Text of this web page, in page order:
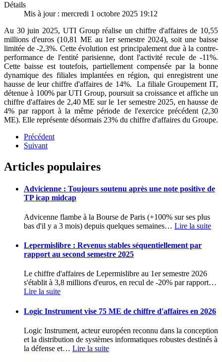
Détails
Mis à jour : mercredi 1 octobre 2025 19:12
Au 30 juin 2025, UTI Group réalise un chiffre d'affaires de 10,55
millions d'euros (10,81 ME au 1er semestre 2024), soit une baisse
limitée de -2,3%. Cette évolution est principalement due à la contre-
performance de l'entité parisienne, dont l'activité recule de -11%.
Cette baisse est toutefois, partiellement compensée par la bonne
dynamique des filiales implantées en région, qui enregistrent une
hausse de leur chiffre d'affaires de 14%. La filiale Groupement IT,
détenue à 100% par UTI Group, poursuit sa croissance et affiche un
chiffre d'affaires de 2,40 ME sur le 1er semestre 2025, en hausse de
4% par rapport à la même période de l'exercice précédent (2,30
ME). Elle représente désormais 23% du chiffre d'affaires du Groupe.
Précédent
Suivant
Articles populaires
Advicienne : Toujours soutenu après une note positive de
TP icap midcap
Advicenne flambe à la Bourse de Paris (+100% sur ses plus
bas d'il y a 3 mois) depuis quelques semaines… Lire la suite
Lepermislibre : Revenus stables séquentiellement par
rapport au second semestre 2025
Le chiffre d'affaires de Lepermislibre au 1er semestre 2026
s'établit à 3,8 millions d'euros, en recul de -20% par rapport…
Lire la suite
Logic Instrument vise 75 ME de chiffre d'affaires en 2026
Logic Instrument, acteur européen reconnu dans la conception
et la distribution de systèmes informatiques robustes destinés à
la défense et… Lire la suite